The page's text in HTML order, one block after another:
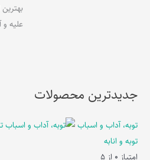
علیه
جدیدترین محصولات
توبه، آداب و اسباب
توبه و انابه
امتیاز 0 از 5